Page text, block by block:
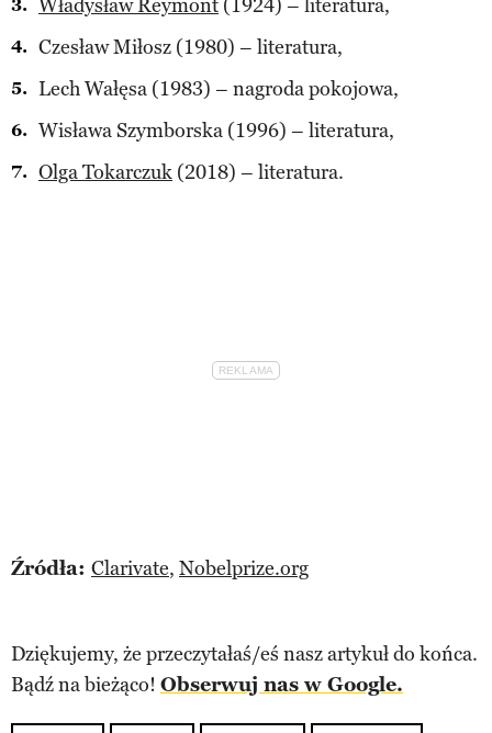
Władysław Reymont (1924) – literatura,
Czesław Miłosz (1980) – literatura,
Lech Wałęsa (1983) – nagroda pokojowa,
Wisława Szymborska (1996) – literatura,
Olga Tokarczuk (2018) – literatura.
Źródła: Clarivate, Nobelprize.org
Dziękujemy, że przeczytałaś/eś nasz artykuł do końca.
Bądź na bieżąco! Obserwuj nas w Google.